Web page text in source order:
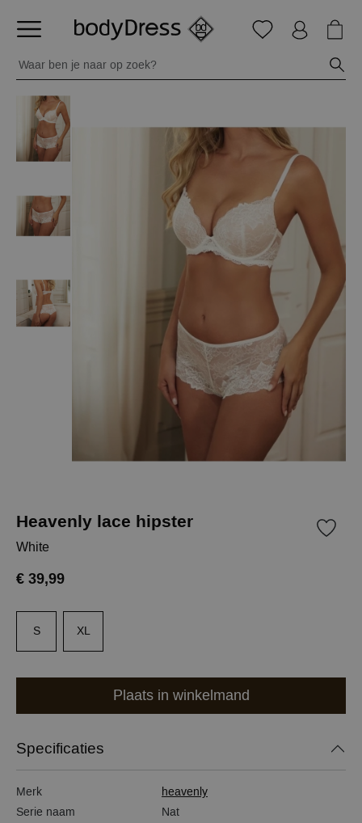
Heavenly lace hipster
White
€ 39,99
S XL
Plaats in winkelmand
Specificaties
Merk
heavenly
Serie naam
Nat